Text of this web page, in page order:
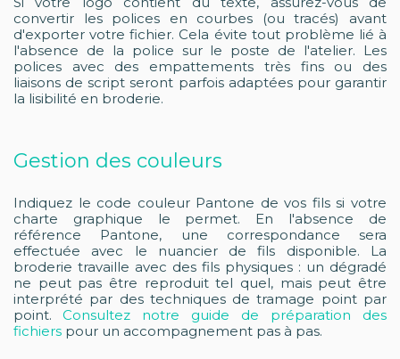
convertir les polices en courbes (ou tracés) avant
d'exporter votre fichier. Cela évite tout problème lié à
l'absence de la police sur le poste de l'atelier. Les
polices avec des empattements très fins ou des
liaisons de script seront parfois adaptées pour garantir
la lisibilité en broderie.
Gestion des couleurs
Indiquez le code couleur Pantone de vos fils si votre
charte graphique le permet. En l'absence de
référence Pantone, une correspondance sera
effectuée avec le nuancier de fils disponible. La
broderie travaille avec des fils physiques : un dégradé
ne peut pas être reproduit tel quel, mais peut être
interprété par des techniques de tramage point par
point. Consultez notre guide de préparation des
fichiers pour un accompagnement pas à pas.